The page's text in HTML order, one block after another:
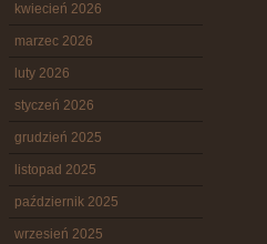
kwiecień 2026
marzec 2026
luty 2026
styczeń 2026
grudzień 2025
listopad 2025
październik 2025
wrzesień 2025